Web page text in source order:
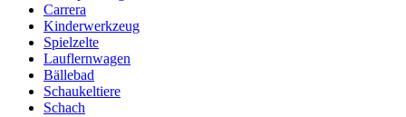
Carrera
Kinderwerkzeug
Spielzelte
Lauflernwagen
Bällebad
Schaukeltiere
Schach